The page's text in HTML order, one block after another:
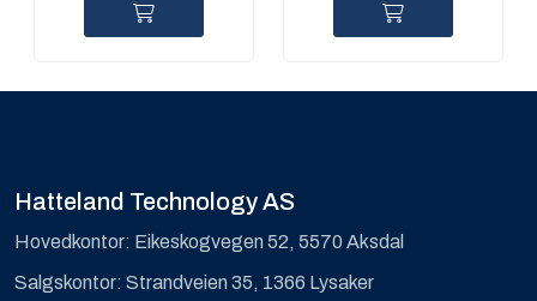
Hatteland Technology AS
Hovedkontor: Eikeskogvegen 52, 5570 Aksdal
Salgskontor: Strandveien 35, 1366 Lysaker